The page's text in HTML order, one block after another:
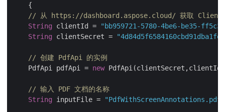
    {
// 从 https://dashboard.aspose.cloud/ 获取
String clientId =
"bb959721-5780-4be6-be35-
String clientSecret =
// 创建 PdfApi 的实例
    PdfApi pdfApi =
new
// 输入 PDF 文档的名称
String inputFile = "PdfWithScreenAnnotations.pdf"